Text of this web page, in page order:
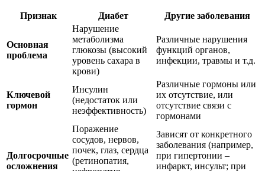
Признак Диабет Другие заболевания
Основная
проблема
Нарушение
метаболизма
глюкозы (высокий
уровень сахара в
крови)
Различные нарушения
функций органов,
инфекции, травмы и т.д.
Ключевой
гормон
Инсулин
(недостаток или
неэффективность)
Различные гормоны или
их отсутствие, или
отсутствие связи с
гормонами
Долгосрочные
осложнения
Поражение
сосудов, нервов,
почек, глаз, сердца
(ретинопатия,
Зависят от конкретного
заболевания (например,
при гипертонии –
инфаркт, инсульт; при